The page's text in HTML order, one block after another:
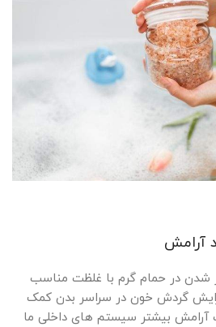
آرامش
شدن در حمام گرم با غلظت مناسب
گردش خون در سراسر بدن کمک
آرامش بیشتر سیستم های داخلی ما